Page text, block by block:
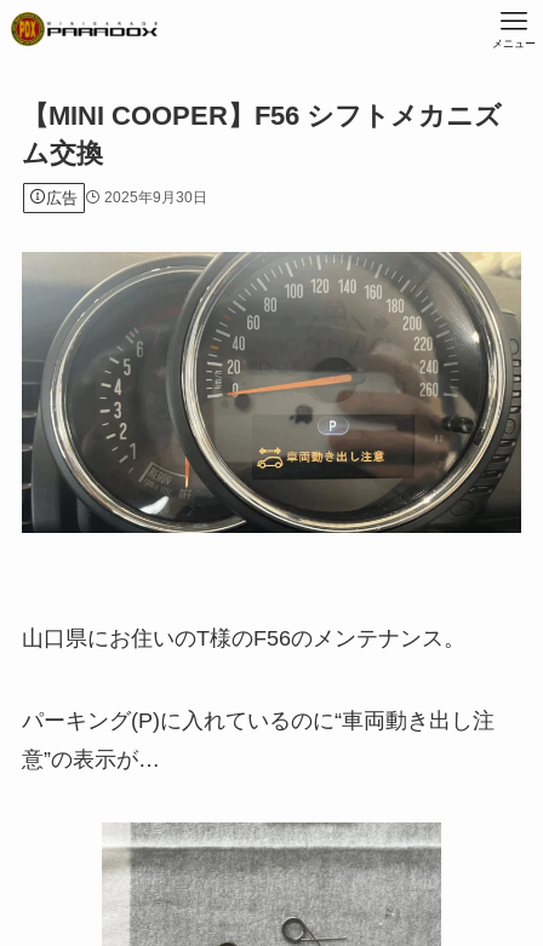
メニュー
【MINI COOPER】F56 シフトメカニズ
ム交換
広告 2025年9月30日
山口県にお住いのT様のF56のメンテナンス。
パーキング(P)に入れているのに“車両動き出し注
意”の表示が…